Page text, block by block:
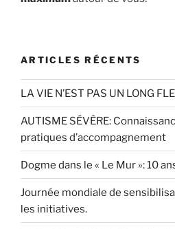
ARTICLES RÉCENTS
LA VIE N’EST PAS UN LONG
AUTISME SÉVÈRE:
pratiques d’accompagnement
Dogme dans le « Le Mur »: 10
Journée mondiale de
les initiatives.